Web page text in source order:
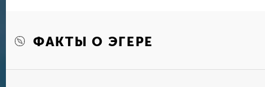
ФАКТЫ О ЭГЕРЕ